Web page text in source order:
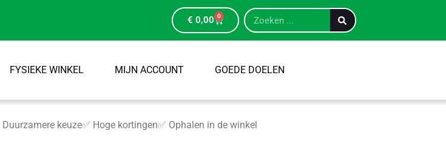
€ 0,00 0
FYSIEKE WINKEL MIJN ACCOUNT GOEDE DOELEN
Duurzamere keuze✅ Hoge kortingen✅ Ophalen in de winkel